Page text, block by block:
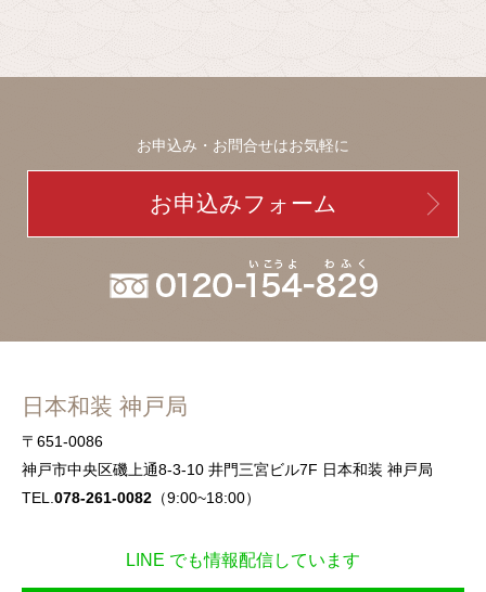
お申込み・お問合せはお気軽に
お申込みフォーム
日本和装 神戸局
〒651-0086
神戸市中央区磯上通8-3-10 井門三宮ビル7F 日本和装 神戸局
TEL. 078-261-0082 （9:00~18:00）
LINE でも情報配信しています